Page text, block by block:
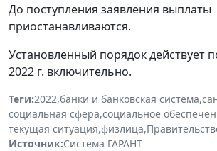
До поступления заявления выплаты
приостанавливаются.
Установленный порядок действует
2022 г. включительно.
Теги:2022,банки и банковская система,
социальная сфера,социальное
текущая ситуация,физлица,
Источник:Система ГАРАНТ